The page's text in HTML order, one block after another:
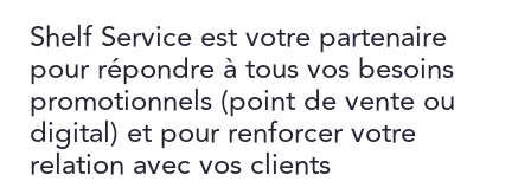
Shelf Service est votre partenaire
pour répondre à tous vos besoins
promotionnels (point de vente ou
digital) et pour renforcer votre
relation avec vos clients